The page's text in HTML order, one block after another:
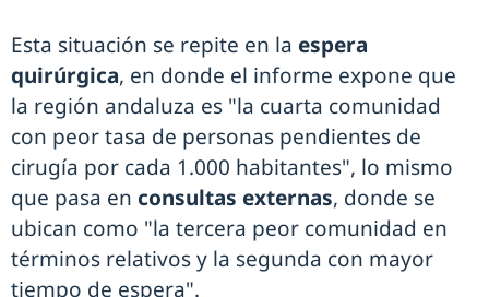
Esta situación se repite en la espera
quirúrgica, en donde el informe expone que
la región andaluza es "la cuarta comunidad
con peor tasa de personas pendientes de
cirugía por cada 1.000 habitantes", lo mismo
que pasa en consultas externas, donde se
ubican como "la tercera peor comunidad en
términos relativos y la segunda con mayor
tiempo de espera".